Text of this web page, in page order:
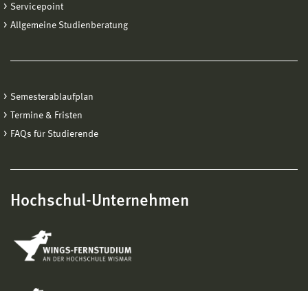
Servicepoint
Allgemeine Studienberatung
Semesterablaufplan
Termine & Fristen
FAQs für Studierende
Hochschul-Unternehmen